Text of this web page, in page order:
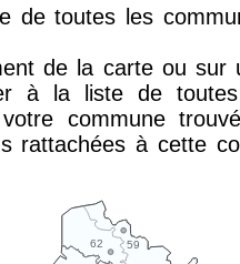
de toutes les
de la carte ou sur
à la liste de
commune
rattachées à cette
59
62